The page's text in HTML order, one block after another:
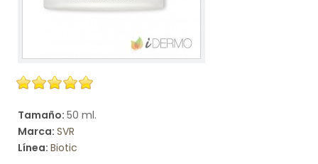
Tamaño: 50 ml.
Marca: SVR
Línea: Biotic